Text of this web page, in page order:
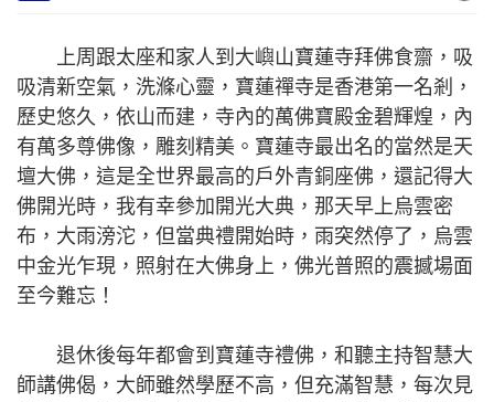
上周跟太座和家人到大嶼山寶蓮寺拜佛食齋，吸
吸清新空氣，洗滌心靈，寶蓮禪寺是香港第一名剎，
歷史悠久，依山而建，寺內的萬佛寶殿金碧輝煌，內
有萬多尊佛像，雕刻精美。寶蓮寺最出名的當然是天
壇大佛，這是全世界最高的戶外青銅座佛，還記得大
佛開光時，我有幸參加開光大典，那天早上烏雲密
布，大雨滂沱，但當典禮開始時，雨突然停了，烏雲
中金光乍現，照射在大佛身上，佛光普照的震撼場面
至今難忘！
退休後每年都會到寶蓮寺禮佛，和聽主持智慧大
師講佛偈，大師雖然學歷不高，但充滿智慧，每次見